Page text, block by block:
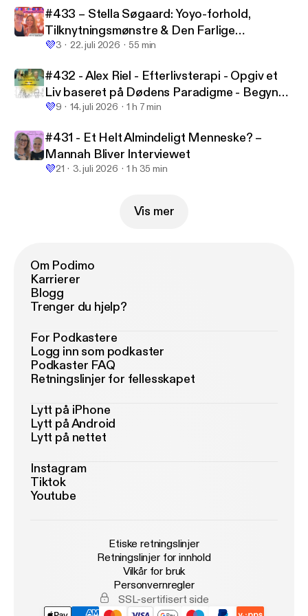
#433 – Stella Søgaard: Yoyo-forhold,
Tilknytningsmønstre & Den Farlige
Forelskelse
💜3 22. juli 2026 55 min
#432 - Alex Riel - Efterlivsterapi - Opgiv et
Liv baseret på Dødens Paradigme - Begynd
at Leve efter dit Kosmiske Formål
💜9 14. juli 2026 1 h 7 min
#431 - Et Helt Almindeligt Menneske? –
Mannah Bliver Interviewet
💜21 3. juli 2026 1 h 35 min
Vis mer
Om Podimo
Karrierer
Blogg
Trenger du hjelp?
For Podkastere
Logg inn som podkaster
Podkaster FAQ
Retningslinjer for fellesskapet
Lytt på iPhone
Lytt på Android
Lytt på nettet
Instagram
Tiktok
Youtube
Etiske retningslinjer
Retningslinjer for innhold
Vilkår for bruk
Personvernregler
SSL-sertifisert side